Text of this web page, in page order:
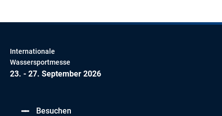
Internationale
Wassersportmesse
23. - 27. September 2026
Besuchen